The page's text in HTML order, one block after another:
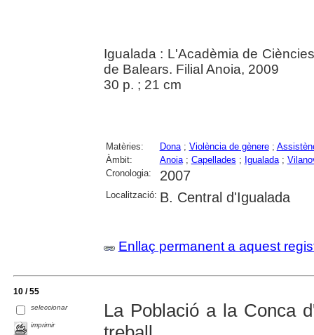
Igualada : L'Acadèmia de
de Balears. Filial Anoia, 2009
30 p. ; 21 cm
Matèries: Dona; Violència de gènere;
Àmbit:
Anoia; Capellades ; Igualada;
Cronologia:
2007
Localització: B. Central d'Igualada
Enllaç permanent a aquest
10 / 55
seleccionar
imprimir
La Població a la Conca